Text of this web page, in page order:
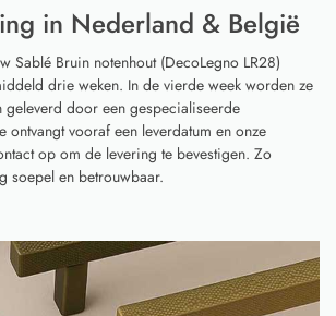
in Nederland & België
Sablé Bruin notenhout (DecoLegno LR28)
drie weken. In de vierde week worden ze
geleverd door een gespecialiseerde
ontvangt vooraf een leverdatum en onze
op om de levering te bevestigen. Zo
soepel en betrouwbaar.